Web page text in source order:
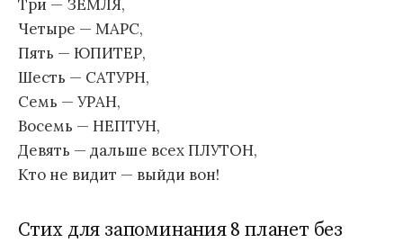
Три — ЗЕМЛЯ,
Четыре — МАРС,
Пять — ЮПИТЕР,
Шесть — САТУРН,
Семь — УРАН,
Восемь — НЕПТУН,
Девять — дальше всех ПЛУТОН,
Кто не видит — выйди вон!
Стих для запоминания 8 планет без